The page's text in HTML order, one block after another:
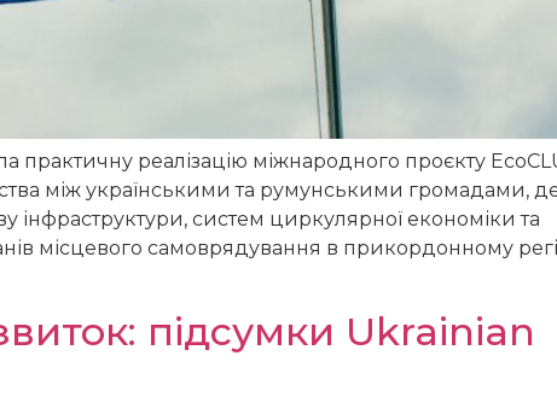
практичну реалізацію міжнародного проєкту
між українськими та румунськими громадами,
інфраструктури, систем циркулярної економіки та
місцевого самоврядування в прикордонному
підсумки Ukrainian